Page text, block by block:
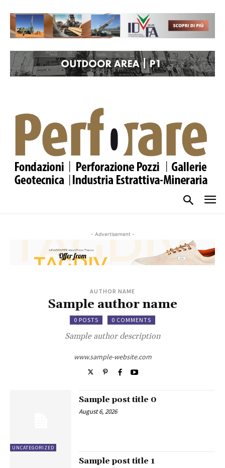
- Advertisement -
AUTHOR NAME
Sample author name
0 POSTS 0 COMMENTS
Sample author description
www.sample-website.com
UNCATEGORIZED
Sample post title 0
August 6, 2026
Sample post title 1